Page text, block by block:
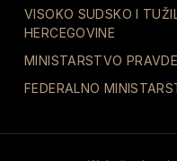
VISOKO SUDSKO I
HERCEGOVINE
MINISTARSTVO
FEDERALNO